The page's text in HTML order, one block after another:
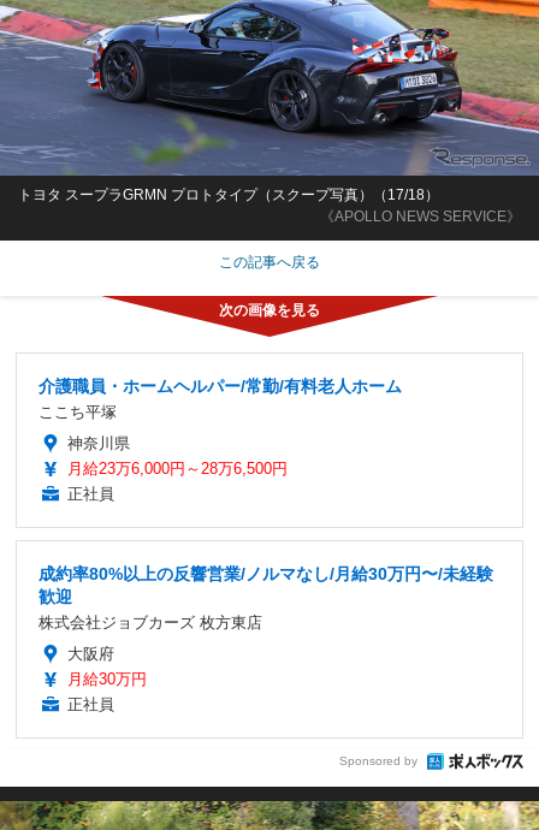
《APOLLO NEWS SERVICE》
トヨタ スープラGRMN プロトタイプ（スクープ写真）（17/18）
この記事へ戻る
介護職員・ホームヘルパー/常勤/有料老人ホーム
ここち平塚
神奈川県
月給23万6,000円～28万6,500円
正社員
成約率80%以上の反響営業/ノルマなし/月給30万円〜/未経験
歓迎
株式会社ジョブカーズ 枚方東店
大阪府
月給30万円
正社員
Sponsored by